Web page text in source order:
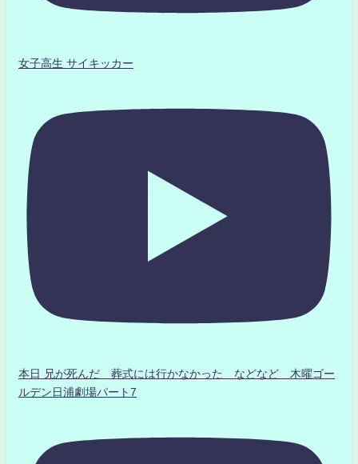
女子高生 サイキッカー
本日 兄が死んだ 葬式には行かなかった などなど 木曜ゴー
ルデン日浦劇場パート7